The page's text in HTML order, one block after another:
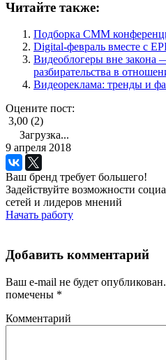
Читайте также:
Подборка СММ
Digital-февраль вместе с
Видеоблогеры вне закона
разбирательства в
Видеореклама: тренды и
Оцените пост:
3,00 (2)
Загрузка...
9 апреля 2018
Ваш бренд требует большего!
Задействуйте возможности
сетей и лидеров мнений
Начать работу
Добавить комментарий
Ваш e-mail не будет опубликован.
помечены *
Комментарий